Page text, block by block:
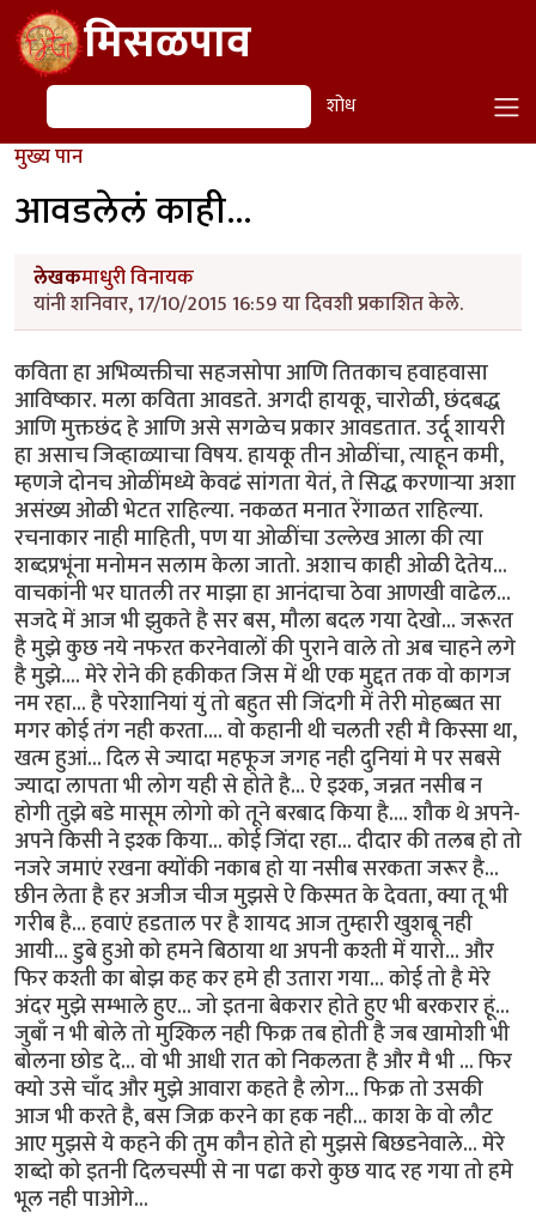
Skip to main contentमिसळपाव
शोध शोध
मुख्य पान
आवडलेलं काही...
लेखकमाधुरी विनायक
यांनी शनिवार, 17/10/2015 16:59 या दिवशी प्रकाशित केले.
कविता हा अभिव्यक्तीचा सहजसोपा आणि तितकाच हवाहवासा
आविष्कार. मला कविता आवडते. अगदी हायकू, चारोळी, छंदबद्ध
आणि मुक्तछंद हे आणि असे सगळेच प्रकार आवडतात. उर्दू शायरी
हा असाच जिव्हाळ्याचा विषय. हायकू तीन ओळींचा, त्याहून कमी,
म्हणजे दोनच ओळींमध्ये केवढं सांगता येतं, ते सिद्ध करणाऱ्या अशा
असंख्य ओळी भेटत राहिल्या. नकळत मनात रेंगाळत राहिल्या.
रचनाकार नाही माहिती, पण या ओळींचा उल्लेख आला की त्या
शब्दप्रभूंना मनोमन सलाम केला जातो. अशाच काही ओळी देतेय...
वाचकांनी भर घातली तर माझा हा आनंदाचा ठेवा आणखी वाढेल...
सजदे में आज भी झुकते है सर बस, मौला बदल गया देखो... जरूरत
है मुझे कुछ नये नफरत करनेवालों की पुराने वाले तो अब चाहने लगे
है मुझे.... मेरे रोने की हकीकत जिस में थी एक मुद्दत तक वो कागज
नम रहा... है परेशानियां युं तो बहुत सी जिंदगी में तेरी मोहब्बत सा
मगर कोई तंग नही करता.... वो कहानी थी चलती रही मै किस्सा था,
खत्म हुआं... दिल से ज्यादा महफूज जगह नही दुनियां मे पर सबसे
ज्यादा लापता भी लोग यही से होते है... ऐ इश्क, जन्नत नसीब न
होगी तुझे बडे मासूम लोगो को तूने बरबाद किया है.... शौक थे अपने-
अपने किसी ने इश्क किया... कोई जिंदा रहा... दीदार की तलब हो तो
नजरे जमाएं रखना क्योंकी नकाब हो या नसीब सरकता जरूर है...
छीन लेता है हर अजीज चीज मुझसे ऐ किस्मत के देवता, क्या तू भी
गरीब है... हवाएं हडताल पर है शायद आज तुम्हारी खुशबू नही
आयी... डुबे हुओ को हमने बिठाया था अपनी कश्ती में यारो... और
फिर कश्ती का बोझ कह कर हमे ही उतारा गया... कोई तो है मेरे
अंदर मुझे सम्भाले हुए... जो इतना बेकरार होते हुए भी बरकरार हूं...
जुबाँ न भी बोले तो मुश्किल नही फिक्र तब होती है जब खामोशी भी
बोलना छोड दे... वो भी आधी रात को निकलता है और मै भी ... फिर
क्यो उसे चाँद और मुझे आवारा कहते है लोग... फिक्र तो उसकी
आज भी करते है, बस जिक्र करने का हक नही... काश के वो लौट
आए मुझसे ये कहने की तुम कौन होते हो मुझसे बिछडनेवाले... मेरे
शब्दो को इतनी दिलचस्पी से ना पढा करो कुछ याद रह गया तो हमे
भूल नही पाओगे...